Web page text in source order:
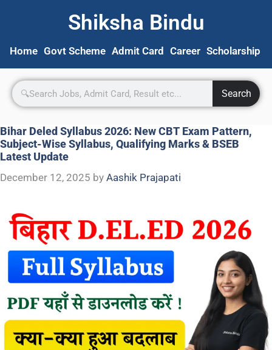
Shiksha Bindu
Home Govt Scheme Admit Card Career Scholarship
Search
Bihar Deled Syllabus 2026: New CBT Exam Pattern,
Subject-Wise Syllabus, Qualifying Marks & BSEB
Latest Update
December 12, 2025 by Aashik Prajapati